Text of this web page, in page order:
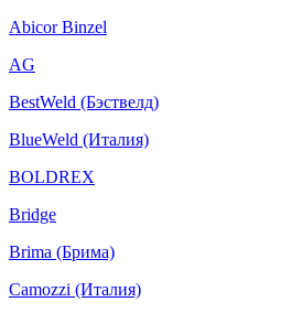
Abicor Binzel
AG
BestWeld (Бэствелд)
BlueWeld (Италия)
BOLDREX
Bridge
Brima (Брима)
Camozzi (Италия)